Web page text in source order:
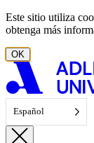
Ir al contenido
Este sitio utiliza
obtenga más
OK
Español